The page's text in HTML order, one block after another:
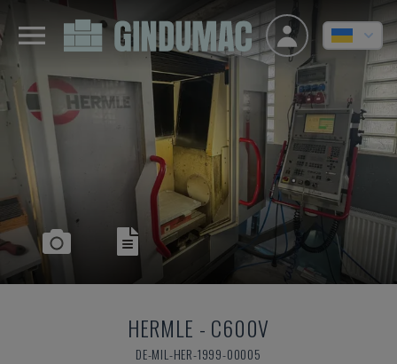
HERMLE - C600V
DE-MIL-HER-1999-00005